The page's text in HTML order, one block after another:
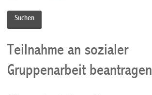
Teilnahme an sozialer
Gruppenarbeit beantragen